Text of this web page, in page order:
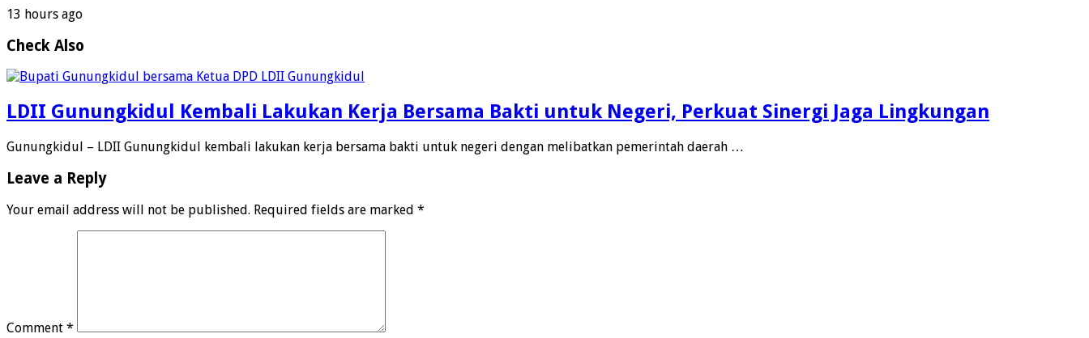
13 hours ago
Check Also
LDII Gunungkidul Kembali Lakukan Kerja Bersama Bakti untuk Negeri, Perkuat Sinergi Jaga Lingkungan
Gunungkidul – LDII Gunungkidul kembali lakukan kerja bersama bakti untuk negeri dengan melibatkan pemerintah daerah …
Leave a Reply
Your email address will not be published. Required fields are marked *
Comment *